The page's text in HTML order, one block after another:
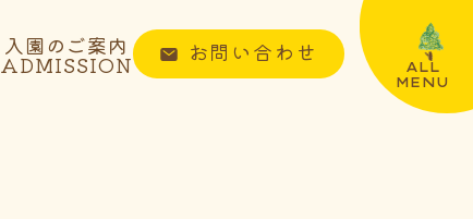
ALL
MENU
入園のご案内
ADMISSION お問い合わせ